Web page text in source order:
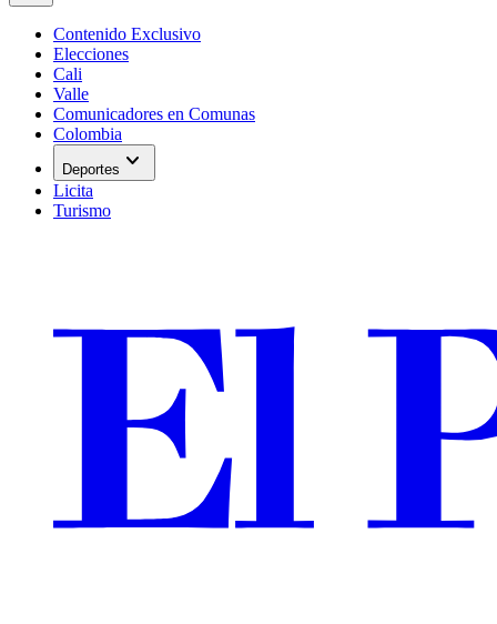
Contenido Exclusivo
Elecciones
Cali
Valle
Comunicadores en Comunas
Colombia
Deportes expand_more
Licita
Turismo